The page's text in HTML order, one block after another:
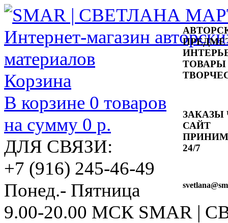
ТОВАРЫ
ЗАКАЗЫ
САЙТ
24/7
svetlana
Корзина
В корзине 0 товаров
на сумму 0 р.
ДЛЯ СВЯЗИ:
+7 (916) 245-46-49
Понед.- Пятница
9.00-20.00 МСК SMAR |